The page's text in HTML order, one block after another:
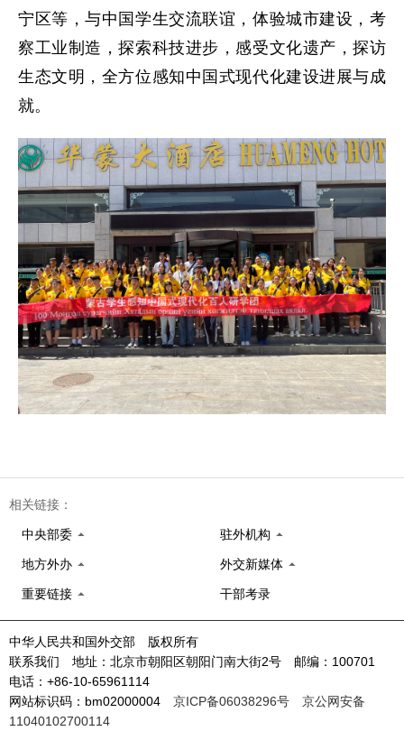
宁区等，与中国学生交流联谊，体验城市建设，考
察工业制造，探索科技进步，感受文化遗产，探访
生态文明，全方位感知中国式现代化建设进展与成
就。
相关链接：
中央部委 驻外机构
地方外办 外交新媒体
重要链接 干部考录
中华人民共和国外交部 版权所有
联系我们 地址：北京市朝阳区朝阳门南大街2号 邮编：100701
电话：+86-10-65961114
网站标识码：bm02000004 京ICP备06038296号
京公网安备
11040102700114